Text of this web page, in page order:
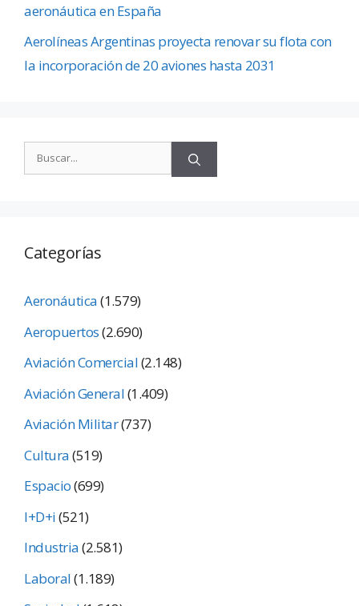
aeronáutica en España
Aerolíneas Argentinas proyecta renovar su flota con
la incorporación de 20 aviones hasta 2031
Categorías
Aeronáutica(1.579)
Aeropuertos(2.690)
Aviación Comercial(2.148)
Aviación General(1.409)
Aviación Militar(737)
Cultura(519)
Espacio(699)
I+D+i(521)
Industria(2.581)
Laboral(1.189)